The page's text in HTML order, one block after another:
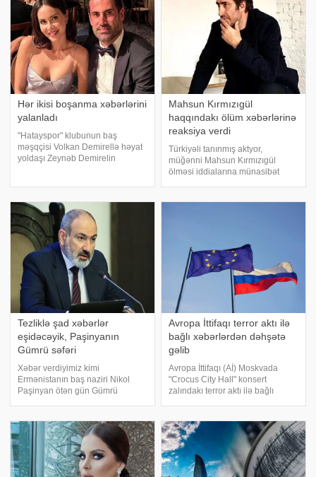
Hər ikisi boşanma xəbərlərini
yalanladı
"Hatayspor" klubunun baş
məşqçisi Volkan Demirellə həyat
yoldaşı Zeynəb Demirelin
saatlarında bütün xəbər
saytlarında yayıla
Mahsun Kırmızıgül
haqqındakı ölüm xəbərlərinə
reaksiya verdi
Türkiyəli tanınmış aktyor,
müğənni Mahsun Kırmızıgül
ölməsi iddialarına münasibət
Tezliklə şad xəbərlər
eşidəcəyik, Paşinyanın
Gümrü səfəri
Xəbər verdiyimiz kimi
Ermənistanın baş naziri Nikol
Paşinyan ötən gün Gümrü
qrupunun iclasında iştirak edib.
Paşinyan 5 saat qapalı şəraitdə
öz partiya üzvlər
Avropa İttifaqı terror aktı ilə
bağlı xəbərlərdən dəhşətə
gəlib
Avropa İttifaqı (Aİ) Moskvada
"Crocus City Hall" konsert
zalındakı terror aktı ilə bağlı
KONKRET.azxəbər verir ki, bu
barədə Aİ-nin xarici siyasət və
təhlükəsizlik məsələlər